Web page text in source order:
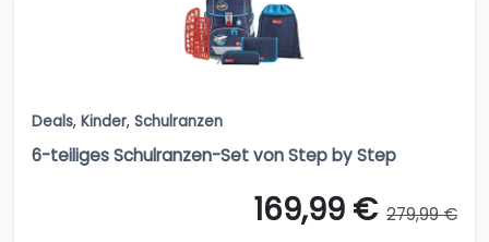
Deals, Kinder, Schulranzen
6-teiliges Schulranzen-Set von Step by Step
169,99 € 279,99 €